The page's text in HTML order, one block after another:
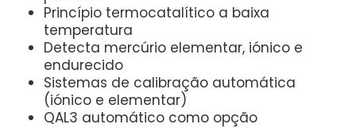
Princípio termocatalítico a baixa
temperatura
Detecta mercúrio elementar, iónico e
endurecido
Sistemas de calibração automática
(iónico e elementar)
QAL3 automático como opção